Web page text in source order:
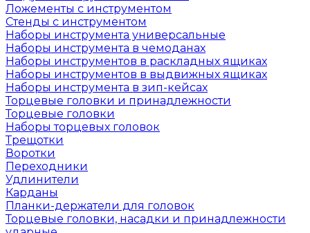
Ложементы с инструментом
Стенды с инструментом
Наборы инструмента универсальные
Наборы инструмента в чемоданах
Наборы инструментов в раскладных ящиках
Наборы инструментов в выдвижных ящиках
Наборы инструмента в зип-кейсах
Торцевые головки и принадлежности
Торцевые головки
Наборы торцевых головок
Трещотки
Воротки
Переходники
Удлинители
Карданы
Планки-держатели для головок
Торцевые головки, насадки и принадлежности